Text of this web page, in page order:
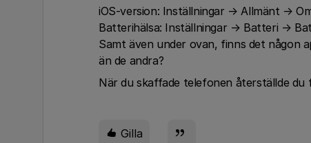
iOS-version: Inställningar → Allmänt →
Batterihälsa: Inställningar → Batteri →
Samt även under ovan, finns det någon
än de andra?
När du skaffade telefonen återställde du
Gilla